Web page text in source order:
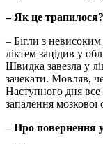
– Як це трапилося?
– Бігли з
ліктем зацідив у
Швидка завезла у
зачекати. Мовляв,
Наступного дня все
запалення мозкової
– Про повернення